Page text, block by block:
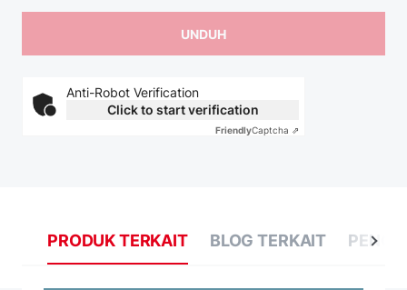
Anti-Robot Verification
Click to start verification
FriendlyCaptcha ⇗
PRODUK TERKAIT BLOG TERKAIT